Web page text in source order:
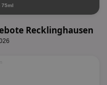
75ml
Recklinghausen